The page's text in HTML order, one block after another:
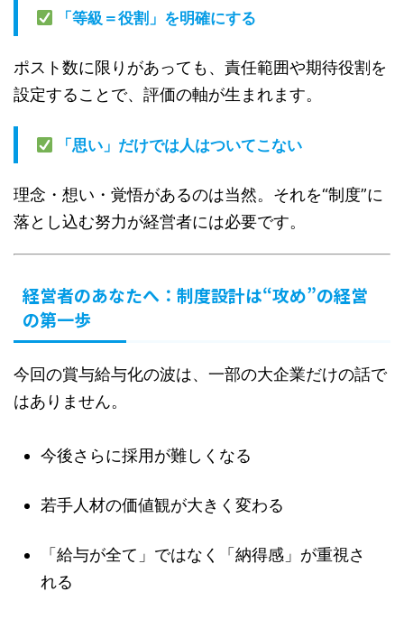
「等級＝役割」を明確にする
ポスト数に限りがあっても、責任範囲や期待役割を
設定することで、評価の軸が生まれます。
「思い」だけでは人はついてこない
理念・想い・覚悟があるのは当然。それを“制度”に
落とし込む努力が経営者には必要です。
経営者のあなたへ：制度設計は“攻め”の経営
の第一歩
今回の賞与給与化の波は、一部の大企業だけの話で
はありません。
今後さらに採用が難しくなる
若手人材の価値観が大きく変わる
「給与が全て」ではなく「納得感」が重視さ
れる